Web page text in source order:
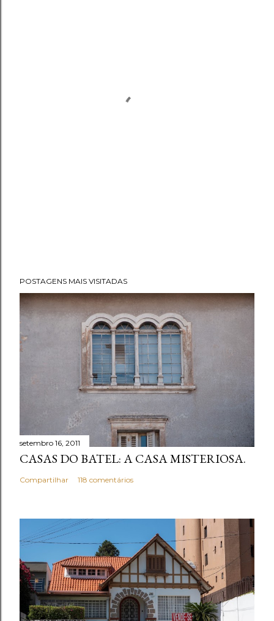
POSTAGENS MAIS VISITADAS
setembro 16, 2011
CASAS DO BATEL: A CASA MISTERIOSA.
Compartilhar 118 comentários